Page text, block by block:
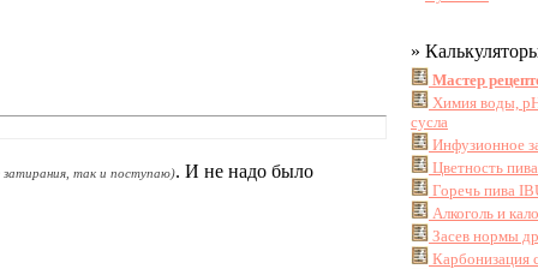
затирания, так и поступаю). И не надо было
»
Мастер
Химия воды,
сусла
Инфузионное
Цветность
Горечь пива
Алкоголь и
Засев нормы
Карбонизация